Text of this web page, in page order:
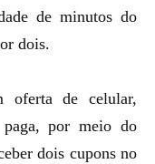
de minutos do
dois.
oferta de celular,
por meio do
dois cupons no